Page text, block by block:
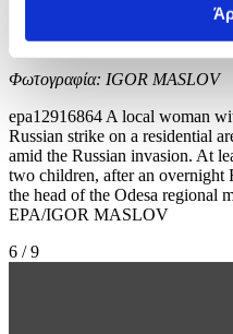
Φωτογραφία: IGOR MASLOV
epa12916864 A local woman
Russian strike on a residential
amid the Russian invasion. At
two children, after an overnight
the head of the Odesa regional
EPA/IGOR MASLOV
6 / 9